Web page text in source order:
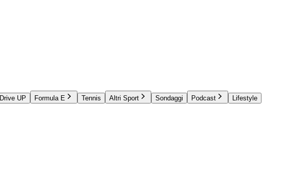
Drive UP Formula E Tennis Altri Sport Sondaggi Podcast
Lifestyle